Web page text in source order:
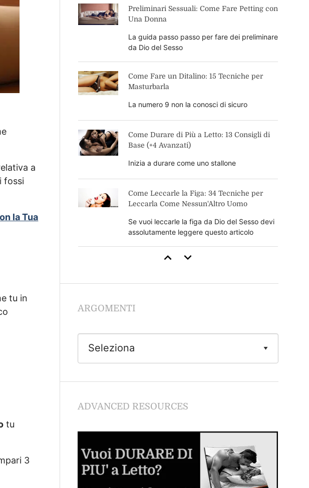
a
fossi
la Tua
tu in
tu
3
Preliminari Sessuali: Come Fare Petting con
Una Donna
La guida passo passo per fare dei preliminare
da Dio del Sesso
Come Fare un Ditalino: 15 Tecniche per
Masturbarla
La numero 9 non la conosci di sicuro
Come Durare di Più a Letto: 13 Consigli di
Base (+4 Avanzati)
Inizia a durare come uno stallone
Come Leccarle la Figa: 34 Tecniche per
Leccarla Come Nessun'Altro Uomo
Se vuoi leccarle la figa da Dio del Sesso devi
assolutamente leggere questo articolo
Come Stimolare il Clitoride
penetrazione anale in piena sicurezza.
Inizia a sperimentare e divertirti
ARGOMENTI
ADVANCED RESOURCES